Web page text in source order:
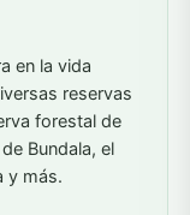
en la vida
reservas
forestal de
Bundala, el
y más.